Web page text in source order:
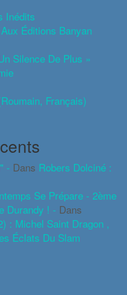
Inédits
Éditions Banyan
Silence De Plus »
Français)
- Dans Robers Dolciné :
Se Prépare - 2ème
Durandy ! - Dans
: Michel Saint Dragon ,
Éclats Du Slam